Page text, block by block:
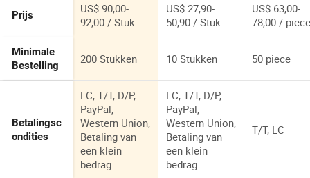
Prijs
US$ 90,00-
92,00 / Stuk
US$ 27,90-
50,90 / Stuk
US$ 63,00-
78,00 /
Minimale
Bestelling
200 Stukken 10 Stukken 50 piece
Betalingsc
ondities
LC, T/T, D/P,
PayPal,
Western Union,
Betaling van
een klein
bedrag
LC, T/T, D/P,
PayPal,
Western Union,
Betaling van
een klein
bedrag
T/T, LC